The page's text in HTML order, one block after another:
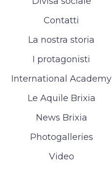
Contatti
La nostra storia
I protagonisti
International Academy
Le Aquile Brixia
News Brixia
Photogalleries
Video